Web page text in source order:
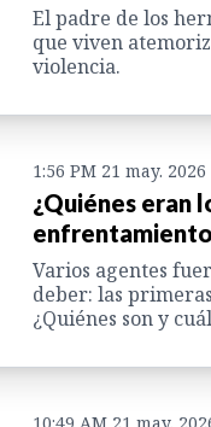
El padre de los
que viven
violencia.
1:56 PM 21 may. 2026
¿Quiénes eran
Varios agentes
deber: las
¿Quiénes son y